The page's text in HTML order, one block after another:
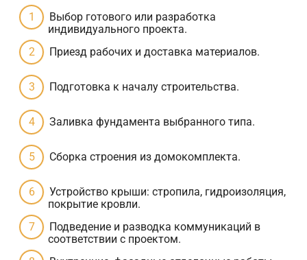
Выбор готового или разработка
индивидуального проекта.
Приезд рабочих и доставка материалов.
Подготовка к началу строительства.
Заливка фундамента выбранного типа.
Сборка строения из домокомплекта.
Устройство крыши: стропила, гидроизоляция,
покрытие кровли.
Подведение и разводка коммуникаций в
соответствии с проектом.